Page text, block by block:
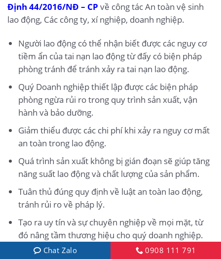
Định 44/2016/NĐ – CP về công tác An toàn vệ sinh
lao động, Các công ty, xí nghiệp, doanh nghiệp.
Người lao động có thể nhận biết được các nguy cơ
tiềm ẩn của tai nạn lao động từ đấy có biện pháp
phòng tránh để tránh xảy ra tai nạn lao động.
Quý Doanh nghiệp thiết lập được các biện pháp
phòng ngừa rủi ro trong quy trình sản xuất, vận
hành và bảo dưỡng.
Giảm thiểu được các chi phí khi xảy ra nguy cơ mất
an toàn trong lao động.
Quá trình sản xuất không bị gián đoạn sẽ giúp tăng
năng suất lao động và chất lượng của sản phẩm.
Tuân thủ đúng quy định về luật an toàn lao động,
tránh rủi ro về pháp lý.
Tạo ra uy tín và sự chuyên nghiệp về mọi mặt, từ
đó nâng tầm thương hiệu cho quý doanh nghiệp.
Chat Zalo 0908 111 791